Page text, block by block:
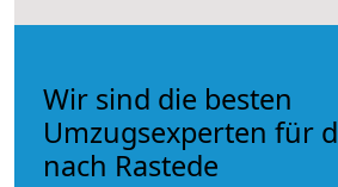
Wir sind die besten
Umzugsexperten für
nach Rastede